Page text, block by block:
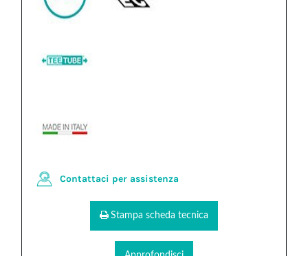
Contattaci per assistenza
Stampa scheda tecnica